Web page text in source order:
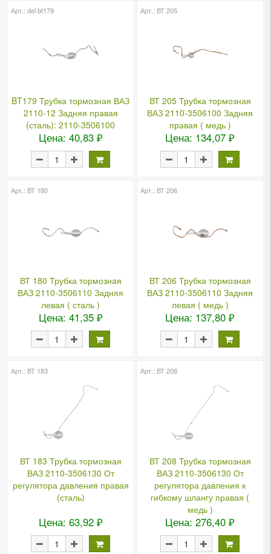
Арт.: del bt179
BT179 Трубка тормозная ВАЗ
2110-12 Задняя правая
(сталь): 2110-3506100
Цена: 40,83 ₽
Арт.: ВТ 205
ВТ 205 Трубка тормозная
ВАЗ 2110-3506100 Задняя
правая ( медь )
Цена: 134,07 ₽
Арт.: ВТ 180
ВТ 180 Трубка тормозная
ВАЗ 2110-3506110 Задняя
левая ( сталь )
Цена: 41,35 ₽
Арт.: ВТ 206
ВТ 206 Трубка тормозная
ВАЗ 2110-3506110 Задняя
левая ( медь )
Цена: 137,80 ₽
Арт.: ВТ 183
ВТ 183 Трубка тормозная
ВАЗ 2110-3506130 От
регулятора давления правая
(сталь)
Цена: 63,92 ₽
Арт.: ВТ 208
ВТ 208 Трубка тормозная
ВАЗ 2110-3506130 От
регулятора давления к
гибкому шлангу правая (
медь )
Цена: 276,40 ₽